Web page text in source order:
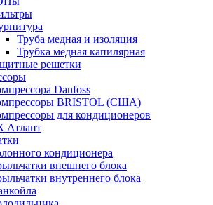
Труба медная и изоляция
Трубка медная капилярная
решетки
Danfoss
BRISTOL (США)
для кондиционеров
Атлант
кондиционера
внешнего блока
внутреннего блока